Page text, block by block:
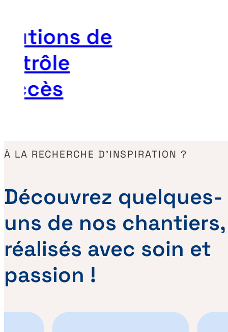
de
À LA RECHERCHE D’INSPIRATION ?
Découvrez quelques-
uns de nos chantiers,
réalisés avec soin et
passion !